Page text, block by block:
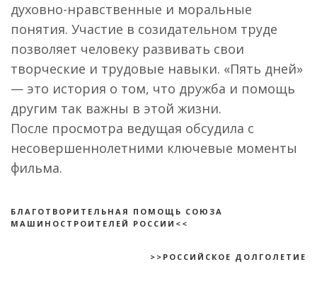
духовно-нравственные и моральные
понятия. Участие в созидательном труде
позволяет человеку развивать свои
творческие и трудовые навыки. «Пять дней»
— это история о том, что дружба и помощь
другим так важны в этой жизни.
После просмотра ведущая обсудила с
несовершеннолетними ключевые моменты
фильма.
БЛАГОТВОРИТЕЛЬНАЯ ПОМОЩЬ СОЮЗА
МАШИНОСТРОИТЕЛЕЙ РОССИИ<<
>>РОССИЙСКОЕ ДОЛГОЛЕТИЕ